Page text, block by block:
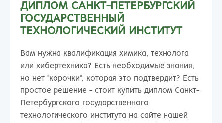
ДИПЛОМ САНКТ-ПЕТЕРБУРГСКИЙ
ГОСУДАРСТВЕННЫЙ
ТЕХНОЛОГИЧЕСКИЙ ИНСТИТУТ
Вам нужна квалификация химика, технолога
или кибертехника? Есть необходимые знания,
но нет "корочки", которая это подтвердит? Есть
простое решение - стоит купить диплом Санкт-
Петербургского государственного
технологического института на сайте нашей